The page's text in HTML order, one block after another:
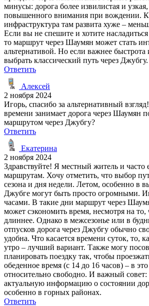
минусы: дорога более извилистая и узкая,
повышенного внимания при вождении.
инфраструктура там развита хуже –
Если вы не спешите и хотите
то маршрут через Шаумян может стать
альтернативой. Но если важнее
выбрать классический путь через Джубгу.
Ответить
Алексей
2 ноября 2024
Игорь, спасибо за альтернативный
времени занимает дорога через Шаумян
маршрутом через Джубгу?
Ответить
Екатерина
2 ноября 2024
Здравствуйте! Я местный житель и часто
маршрутам. Хочу отметить, что выбор
сезона и дня недели. Летом, особенно в
Джубге могут быть просто огромными.
часами. В такие дни маршрут через
может сэкономить время, несмотря на то,
длиннее. Однако в межсезонье или в
отпусков дорога через Джубгу обычно
удобна. Что касается времени суток, то,
утро – лучший вариант. Также могу
планировать поездку так, чтобы
обеденное время (с 14 до 16 часов) – в
относительно свободно. И важный совет:
актуальную информацию о состоянии
особенно в горных районах.
Ответить